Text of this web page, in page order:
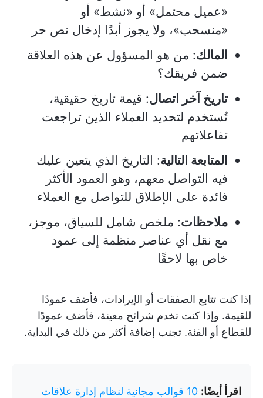
«عميل محتمل» أو «نشط» أو
«منسحب»، ولا يجوز أبدًا إدخال نص حر
المالك: من هو المسؤول عن هذه العلاقة
ضمن فريقك؟
تاريخ آخر اتصال: قيمة تاريخ حقيقية،
تُستخدم لتحديد العملاء الذين تراجعت
تفاعلاتهم
المتابعة التالية: التاريخ الذي يتعين عليك
فيه التواصل معهم، وهو العمود الأكثر
فائدة على الإطلاق للتواصل مع العملاء
ملاحظات: ملخص شامل للسياق، موجز،
مع نقل أي عناصر منظمة إلى عمود
خاص بها لاحقًا
إذا كنت تتابع الصفقات أو الإيرادات، فأضف عمودًا
للقيمة. وإذا كنت تخدم شرائح معينة، فأضف عمودًا
للقطاع أو الفئة. تجنب إضافة أكثر من ذلك في البداية.
اقرأ أيضًا:
10 قوالب مجانية لنظام إدارة علاقات